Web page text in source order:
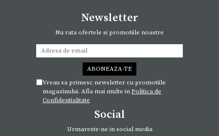
Newsletter
Nu rata ofertele si promotiile noastre
Vreau sa primesc newsletter cu promotiile
magazinului. Afla mai multe inPolitica de
Confidentialitate
Social
Urmareste-ne in social media